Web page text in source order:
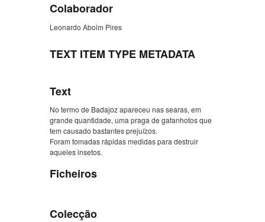
Colaborador
Leonardo Aboim Pires
TEXT ITEM TYPE METADATA
Text
No termo de Badajoz apareceu nas searas, em
grande quantidade, uma praga de gafanhotos que
tem causado bastantes prejuízos.
Foram tomadas rápidas medidas para destruir
aqueles insetos.
Ficheiros
Colecção